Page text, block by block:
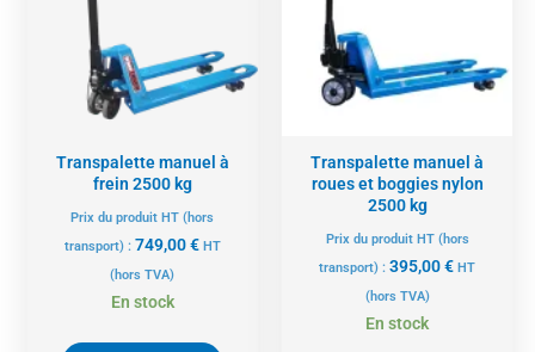
Transpalette manuel à
frein 2500 kg
Prix du produit HT (hors
transport) : 749,00€ HT
(hors TVA)
En stock
Transpalette manuel à
roues et boggies nylon
2500 kg
Prix du produit HT (hors
transport) :395,00€ HT
(hors TVA)
En stock